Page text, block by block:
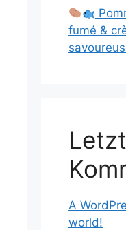
fumé &
A
world!